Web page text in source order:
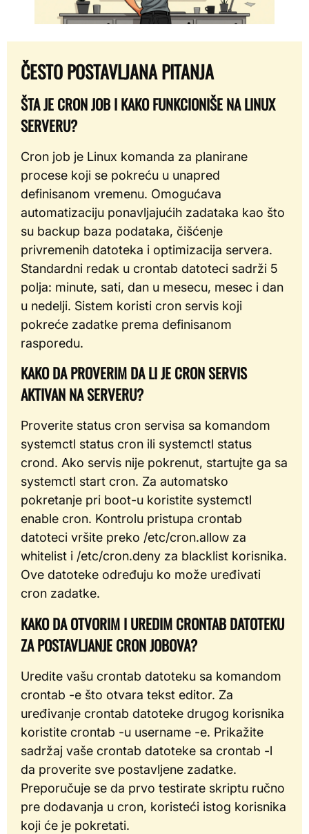
ČESTO POSTAVLJANA PITANJA
ŠTA JE CRON JOB I KAKO FUNKCIONIŠE NA LINUX
SERVERU?
Cron job je Linux komanda za planirane
procese koji se pokreću u unapred
definisanom vremenu. Omogućava
automatizaciju ponavljajućih zadataka kao što
su backup baza podataka, čišćenje
privremenih datoteka i optimizacija servera.
Standardni redak u crontab datoteci sadrži 5
polja: minute, sati, dan u mesecu, mesec i dan
u nedelji. Sistem koristi cron servis koji
pokreće zadatke prema definisanom
rasporedu.
KAKO DA PROVERIM DA LI JE CRON SERVIS
AKTIVAN NA SERVERU?
Proverite status cron servisa sa komandom
systemctl status cron ili systemctl status
crond. Ako servis nije pokrenut, startujte ga sa
systemctl start cron. Za automatsko
pokretanje pri boot-u koristite systemctl
enable cron. Kontrolu pristupa crontab
datoteci vršite preko /etc/cron.allow za
whitelist i /etc/cron.deny za blacklist korisnika.
Ove datoteke određuju ko može uređivati
cron zadatke.
KAKO DA OTVORIM I UREDIM CRONTAB DATOTEKU
ZA POSTAVLJANJE CRON JOBOVA?
Uredite vašu crontab datoteku sa komandom
crontab -e što otvara tekst editor. Za
uređivanje crontab datoteke drugog korisnika
koristite crontab -u username -e. Prikažite
sadržaj vaše crontab datoteke sa crontab -l
da proverite sve postavljene zadatke.
Preporučuje se da prvo testirate skriptu ručno
pre dodavanja u cron, koristeći istog korisnika
koji će je pokretati.